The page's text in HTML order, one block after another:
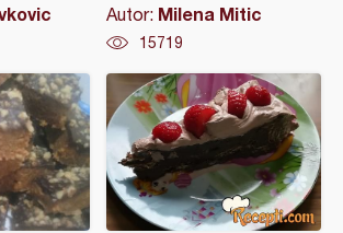
Autor: Milena Mitic
15719